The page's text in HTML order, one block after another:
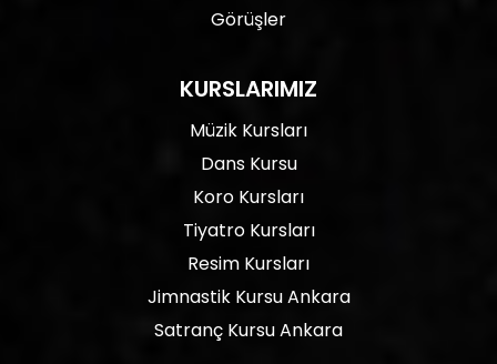
Görüşler
KURSLARIMIZ
Müzik Kursları
Dans Kursu
Koro Kursları
Tiyatro Kursları
Resim Kursları
Jimnastik Kursu Ankara
Satranç Kursu Ankara